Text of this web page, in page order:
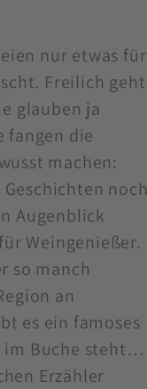
nur etwas für
Freilich geht
glauben ja
fangen die
machen:
noch
Augenblick
Weingenießer.
so manch
an
es ein famoses
im Buche steht…
Erzähler